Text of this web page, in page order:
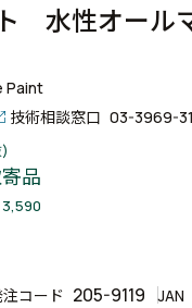
水性オー
Paint
技術相談窓口 03-3969-
品
3,590
注コード 205-9119 JAN